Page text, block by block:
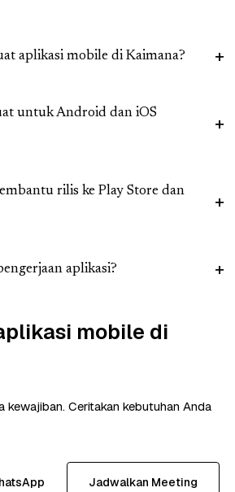
aplikasi mobile di Kaimana?
untuk Android dan iOS
rilis ke Play Store dan
aplikasi?
mobile di
kewajiban. Ceritakan kebutuhan Anda
Jadwalkan Meeting